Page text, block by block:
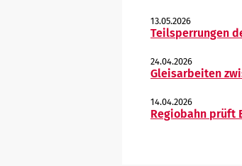
13.05.2026
Teilsperrungen
24.04.2026
Gleisarbeiten
14.04.2026
Regiobahn prüft